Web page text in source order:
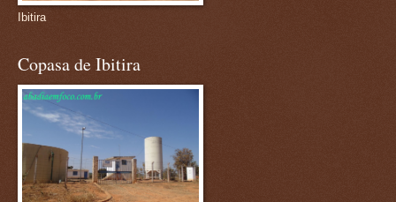
Ibitira
Copasa de Ibitira